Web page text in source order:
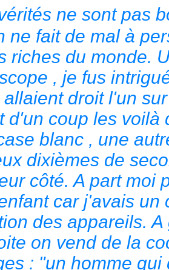
ne sont pas
ne fait de mal à
riches du monde.
, je fus
droit l'un
d'un coup les
blanc , une
dixièmes de
côté. A part moi
car j'avais un
des appareils.
on vend de la
: "un homme